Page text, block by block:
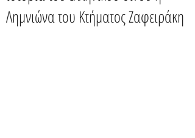
Λημνιώνα του Κτήματος Ζαφειράκη